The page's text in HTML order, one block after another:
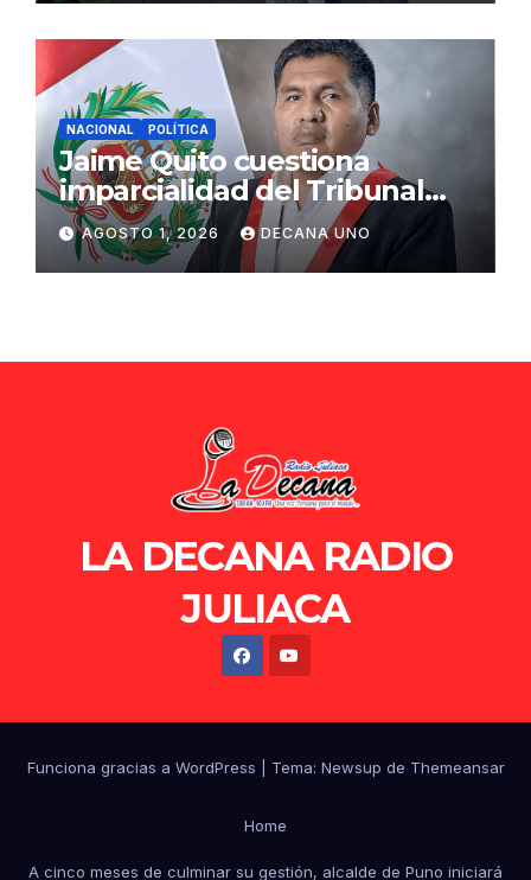
NACIONAL POLÍTICA
Jaime Quito cuestiona
imparcialidad del Tribunal
Constitucional tras liberación
de Ollanta Humala
AGOSTO 1, 2026 DECANA UNO
LA DECANA RADIO
JULIACA
Funciona gracias a WordPress Tema: Newsup de Themeansar
Home
A cinco meses de culminar su gestión, alcalde de Puno iniciará